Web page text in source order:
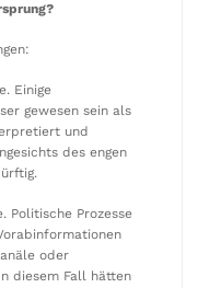
Einige
gewesen sein als
und
des engen
Politische Prozesse
oder
diesem Fall hätten